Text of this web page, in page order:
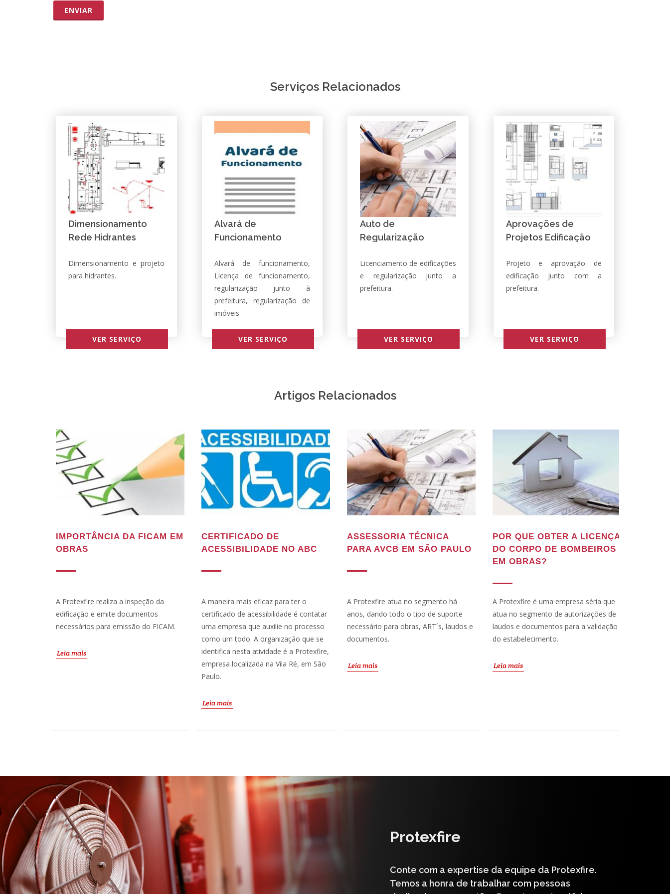
ENVIAR
Serviços Relacionados
Dimensionamento
Rede Hidrantes
Dimensionamento e projeto
para hidrantes.
VER SERVIÇO
Alvará de
Funcionamento
Alvará de funcionamento,
Licença de funcionamento,
regularização junto à
prefeitura, regularização de
imóveis
VER SERVIÇO
Auto de
Regularização
Licenciamento de edificações
e regularização junto a
prefeitura.
VER SERVIÇO
Aprovações de
Projetos Edificação
Projeto e aprovação de
edificação junto com a
prefeitura.
VER SERVIÇO
Artigos Relacionados
IMPORTÂNCIA DA FICAM EM
OBRAS
A Protexfire realiza a inspeção da
edificação e emite documentos
necessários para emissão do FICAM.
Leia mais
CERTIFICADO DE
ACESSIBILIDADE NO ABC
A maneira mais eficaz para ter o
certificado de acessibilidade é contatar
uma empresa que auxilie no processo
como um todo. A organização que se
identifica nesta atividade é a Protexfire,
empresa localizada na Vila Ré, em São
Paulo.
Leia mais
ASSESSORIA TÉCNICA
PARA AVCB EM SÃO PAULO
A Protexfire atua no segmento há
anos, dando todo o tipo de suporte
necessário para obras, ART´s, laudos e
documentos.
Leia mais
POR QUE OBTER A LICENÇA
DO CORPO DE BOMBEIROS
EM OBRAS?
A Protexfire é uma empresa séria que
atua no segmento de autorizações de
laudos e documentos para a validação
do estabelecimento.
Leia mais
Protexfire
Conte com a expertise da equipe da Protexfire.
Temos a honra de trabalhar com pessoas